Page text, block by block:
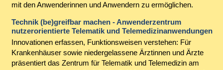
mit den Anwenderinnen und Anwendern zu ermöglichen.
Technik (be)greifbar machen - Anwenderzentrum
nutzerorientierte Telematik und Telemedizinanwendungen
Innovationen erfassen, Funktionsweisen verstehen: Für
Krankenhäuser sowie niedergelassene Ärztinnen und Ärzte
präsentiert das Zentrum für Telematik und Telemedizin am